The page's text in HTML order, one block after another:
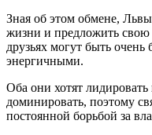
Зная об этом обмене,
жизни и предложить свою
друзьях могут быть
энергичными.
Оба они хотят
доминировать, поэтому
постоянной борьбой за